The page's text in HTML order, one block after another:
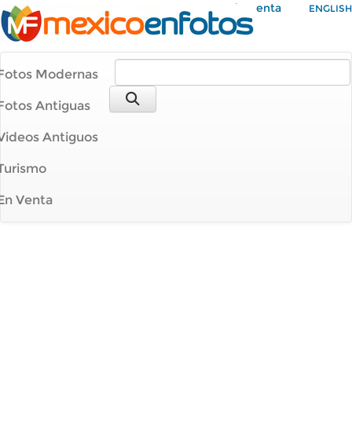
Mi Cuenta ENGLISH
Modernas
Antiguas
Antiguos
Venta